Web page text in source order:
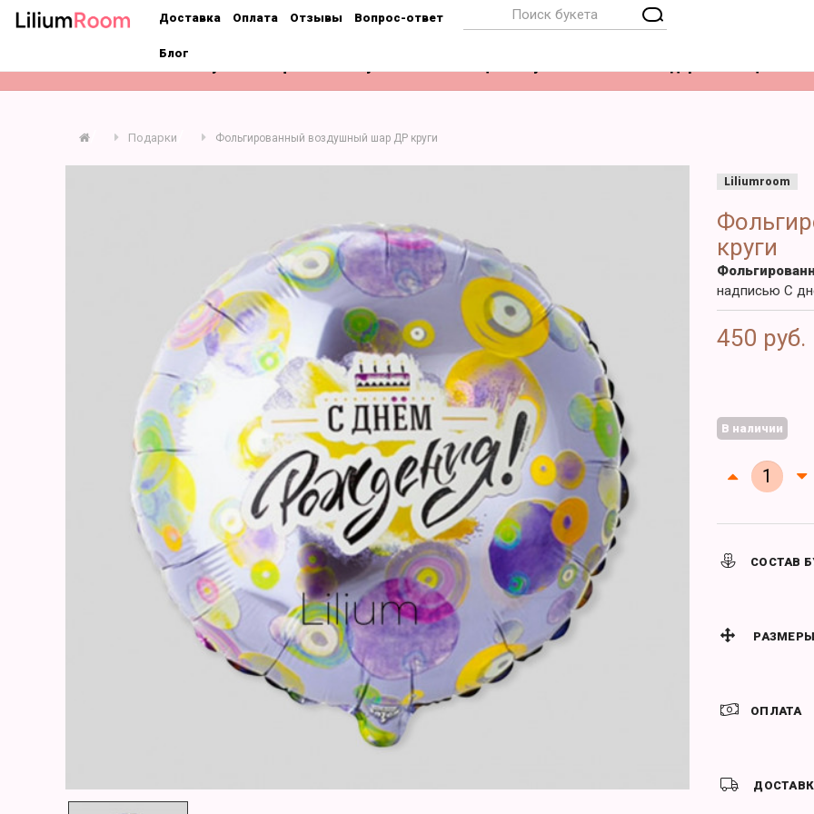
Доставка Оплата Отзывы Вопрос-ответ
Блог
Подарки Фольгированный воздушный шар ДР круги
Liliumroom
круги
надписью С
450 руб.
В наличии
СОСТАВ
ОПЛАТА